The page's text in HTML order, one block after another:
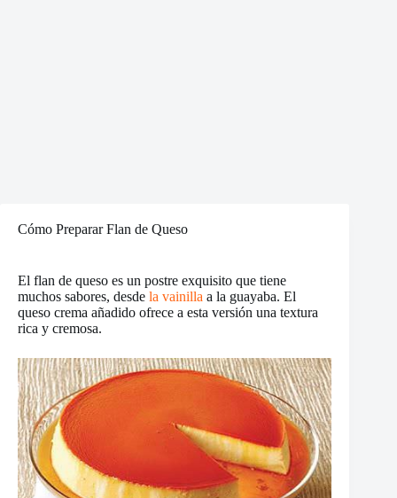
Cómo Preparar Flan de Queso
El flan de queso es un postre exquisito que tiene
muchos sabores, desde la vainilla a la guayaba. El
queso crema añadido ofrece a esta versión una textura
rica y cremosa.